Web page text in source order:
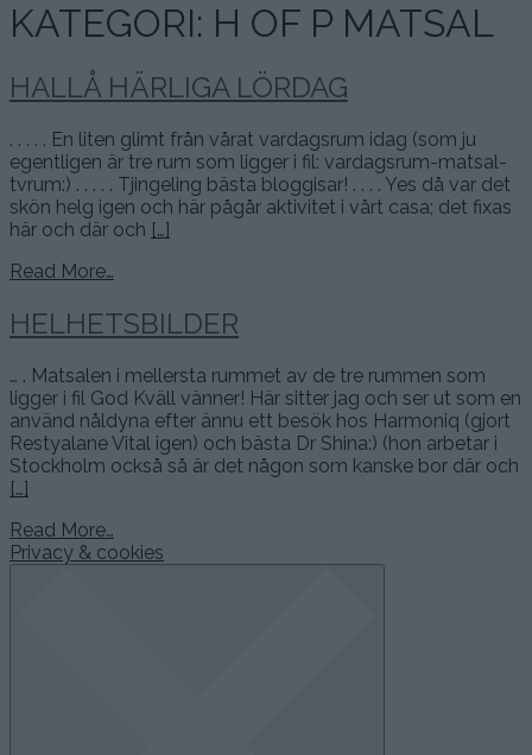
KATEGORI: H OF P MATSAL
HALLÅ HÄRLIGA LÖRDAG
. . . . . En liten glimt från vårat vardagsrum idag (som ju
egentligen är tre rum som ligger i fil: vardagsrum-matsal-
tvrum:) . . . . . Tjingeling bästa bloggisar! . . . . Yes då var det
skön helg igen och här pågår aktivitet i vårt casa; det fixas
här och där och […]
Read More…
HELHETSBILDER
… . Matsalen i mellersta rummet av de tre rummen som
ligger i fil God Kväll vänner! Här sitter jag och ser ut som en
använd nåldyna efter ännu ett besök hos Harmoniq (gjort
Restyalane Vital igen) och bästa Dr Shina:) (hon arbetar i
Stockholm också så är det någon som kanske bor där och
[…]
Read More…
Privacy & cookies